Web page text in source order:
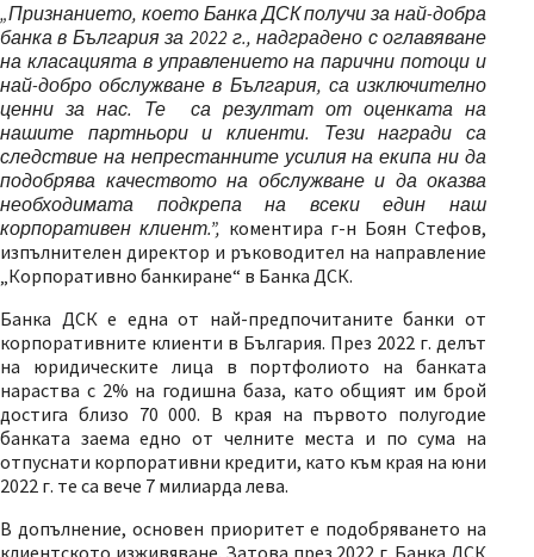
„Признанието, което Банка ДСК получи за най-добра
банка в България за 2022г., надградено с оглавяване
на класациятав управлението на парични потоци и
най-добро обслужване в България, са изключително
ценни за нас. Те са резултат от оценката на
нашите партньори и клиенти. Тези награди са
следствие на непрестанните усилия на екипа ни да
подобрява качеството на обслужване и да оказва
необходимата подкрепа на всеки един наш
корпоративен клиент.”, коментира г-н Боян Стефов,
изпълнителен директор и ръководител на направление
„Корпоративно банкиране“ в Банка ДСК.
Банка ДСК е една от най-предпочитаните банки от
корпоративните клиенти в България. През 2022 г. делът
на юридическите лица в портфолиото на банката
нараства с 2% на годишна база, като общият им брой
достига близо 70 000. В края на първото полугодие
банката заема едно от челните места и по сума на
отпуснати корпоративни кредити, като към края на юни
2022 г. те са вече 7 милиарда лева.
В допълнение, основен приоритет е подобряването на